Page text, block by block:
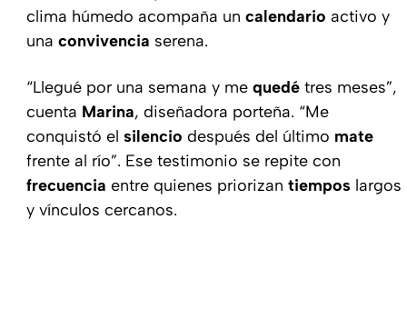
clima húmedo acompaña un calendario activo y
una convivencia serena.
“Llegué por una semana y me quedé tres meses”,
cuenta Marina, diseñadora porteña. “Me
conquistó el silencio después del último mate
frente al río”. Ese testimonio se repite con
frecuencia entre quienes priorizan tiempos largos
y vínculos cercanos.